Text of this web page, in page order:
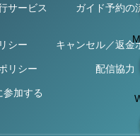
サービス
ガイド予約の
シー キャンセル／返金
リシー 配信協力
参加する